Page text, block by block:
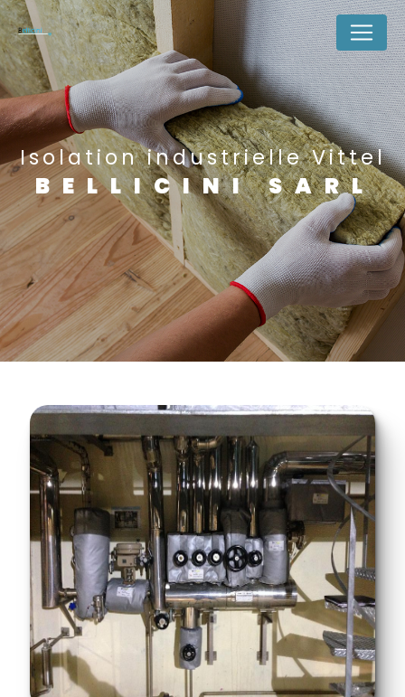
Isolation industrielle Vittel
BELLICINI SARL
Panneau de gestion des cookies